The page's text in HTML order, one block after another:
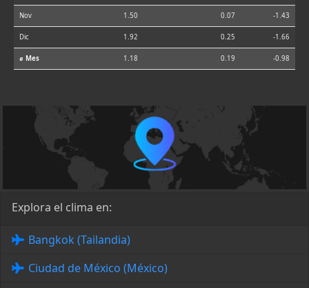
Nov 1.50 0.07 -1.43
Dic 1.92 0.25 -1.66
⌀ Mes 1.18 0.19 -0.98
Explora el clima en:
Bangkok (Tailandia)
Ciudad de México (México)